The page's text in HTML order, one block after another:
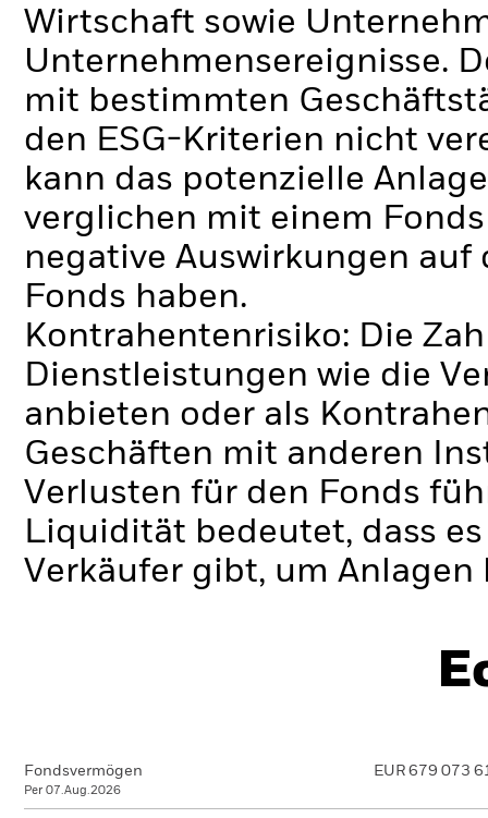
Wirtschaft sowie
Unternehmensereignisse.
mit bestimmten
den ESG-Kriterien nicht
kann das potenzielle
verglichen mit einem
negative Auswirkungen
Fonds haben.
Kontrahentenrisiko: Die
Dienstleistungen wie die
anbieten oder als
Geschäften mit anderen
Verlusten für den Fonds
Liquidität bedeutet, dass
Verkäufer gibt, um
Fondsvermögen
Per 07.Aug.2026
EUR 679 073